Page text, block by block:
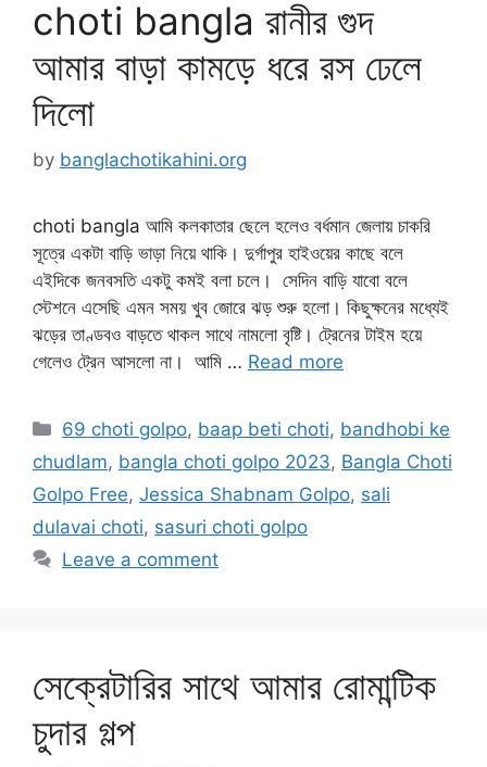
choti bangla রানীর গুদ
আমার বাড়া কামড়ে ধরে রস ঢেলে
দিলো
by banglachotikahini.org
choti bangla আমি কলকাতার ছেলে হলেও বর্ধমান জেলায় চাকরি
সূত্রে একটা বাড়ি ভাড়া নিয়ে থাকি। দুর্গাপুর হাইওয়ের কাছে বলে
এইদিকে জনবসতি একটু কমই বলা চলে। সেদিন বাড়ি যাবো বলে
স্টেশনে এসেছি এমন সময় খুব জোরে ঝড় শুরু হলো। কিছুক্ষনের মধ্যেই
ঝড়ের তাণ্ডবও বাড়তে থাকল সাথে নামলো বৃষ্টি। ট্রেনের টাইম হয়ে
গেলেও ট্রেন আসলো না। আমি … Read more
Categories
69 choti golpo, baap beti choti, bandhobi ke
chudlam, bangla choti golpo 2023, Bangla Choti
Golpo Free, Jessica Shabnam Golpo, sali
dulavai choti, sasuri choti golpo
Leave a comment
সেক্রেটারির সাথে আমার রোমান্টিক
চুদার গল্প